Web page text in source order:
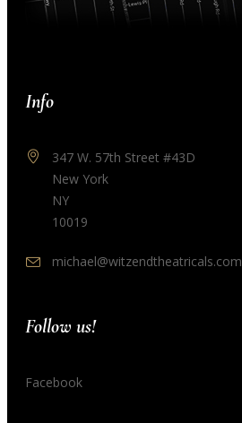
Info
347 W. 57th Street #43D
New York
NY
10019
michael@witzendtheatricals.com
Follow us!
Facebook